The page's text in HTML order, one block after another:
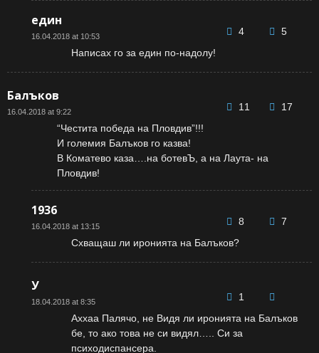
един
16.04.2018 at 10:53 4
5
Написах го за един по-надолу!
Балъков
16.04.2018 at 9:22 11
17
“Честита победа на Пловдив”!!!
И големия Балъков го казва!
В Коматево каза….на ботевЪ, а на Лаута- на
Пловдив!
1936
16.04.2018 at 13:15 8
7
Схващаш ли иронията на Балъков?
У
18.04.2018 at 8:35
1
Аххаа Палячо, не Видя ли иронията на Балъков
бе, то ако това не си видял….. Си за
психодиспансера.